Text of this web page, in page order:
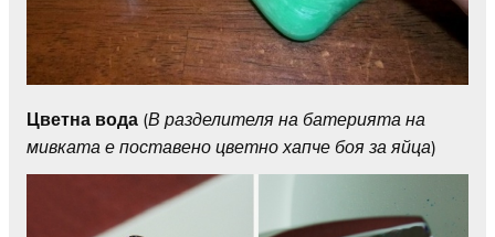
Цветна вода (В разделителя на батерията на
мивката е поставено цветно хапче боя за яйца)